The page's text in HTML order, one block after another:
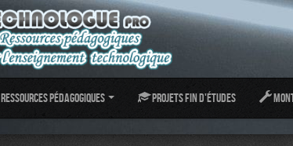
Ressources pédagogiques Projets fin d'études